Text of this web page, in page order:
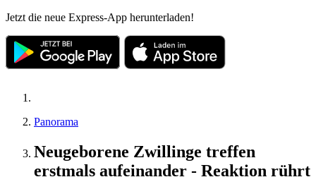
Jetzt die neue Express-App herunterladen!
Panorama
Neugeborene Zwillinge treffen
erstmals aufeinander - Reaktion rührt